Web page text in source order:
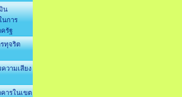
น
นการ
รัฐ
ทุจริต
วามเสียง
ารในเขต